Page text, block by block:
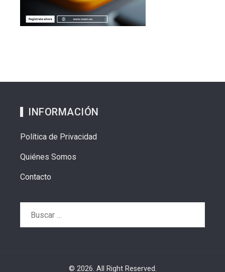
INFORMACIÓN
Política de Privacidad
Quiénes Somos
Contacto
© 2026. All Right Reserved.